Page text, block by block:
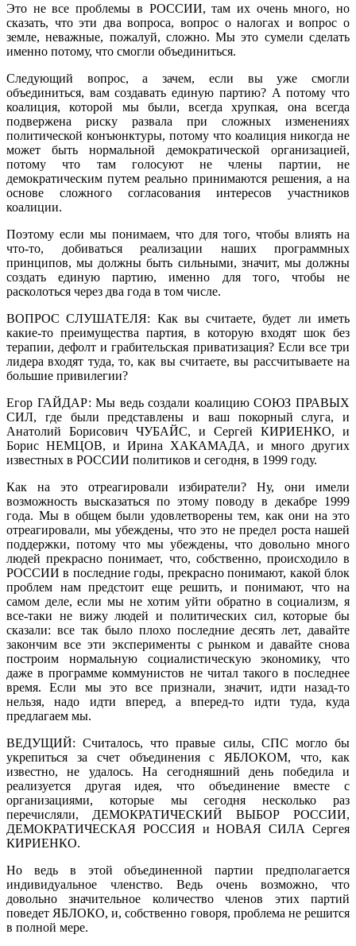
Это не все проблемы в РОССИИ, там их очень много, но
сказать, что эти два вопроса, вопрос о налогах и вопрос о
земле, неважные, пожалуй, сложно. Мы это сумели сделать
именно потому, что смогли объединиться.
Следующий вопрос, а зачем, если вы уже смогли
объединиться, вам создавать единую партию? А потому что
коалиция, которой мы были, всегда хрупкая, она всегда
подвержена риску развала при сложных изменениях
политической конъюнктуры, потому что коалиция никогда не
может быть нормальной демократической организацией,
потому что там голосуют не члены партии, не
демократическим путем реально принимаются решения, а на
основе сложного согласования интересов участников
коалиции.
Поэтому если мы понимаем, что для того, чтобы влиять на
что-то, добиваться реализации наших программных
принципов, мы должны быть сильными, значит, мы должны
создать единую партию, именно для того, чтобы не
расколоться через два года в том числе.
ВОПРОС СЛУШАТЕЛЯ: Как вы считаете, будет ли иметь
какие-то преимущества партия, в которую входят шок без
терапии, дефолт и грабительская приватизация? Если все три
лидера входят туда, то, как вы считаете, вы рассчитываете на
большие привилегии?
Егор ГАЙДАР: Мы ведь создали коалицию СОЮЗ ПРАВЫХ
СИЛ, где были представлены и ваш покорный слуга, и
Анатолий Борисович ЧУБАЙС, и Сергей КИРИЕНКО, и
Борис НЕМЦОВ, и Ирина ХАКАМАДА, и много других
известных в РОССИИ политиков и сегодня, в 1999 году.
Как на это отреагировали избиратели? Ну, они имели
возможность высказаться по этому поводу в декабре 1999
года. Мы в общем были удовлетворены тем, как они на это
отреагировали, мы убеждены, что это не предел роста нашей
поддержки, потому что мы убеждены, что довольно много
людей прекрасно понимает, что, собственно, происходило в
РОССИИ в последние годы, прекрасно понимают, какой блок
проблем нам предстоит еще решить, и понимают, что на
самом деле, если мы не хотим уйти обратно в социализм, я
все-таки не вижу людей и политических сил, которые бы
сказали: все так было плохо последние десять лет, давайте
закончим все эти эксперименты с рынком и давайте снова
построим нормальную социалистическую экономику, что
даже в программе коммунистов не читал такого в последнее
время. Если мы это все признали, значит, идти назад-то
нельзя, надо идти вперед, а вперед-то идти туда, куда
предлагаем мы.
ВЕДУЩИЙ: Считалось, что правые силы, СПС могло бы
укрепиться за счет объединения с ЯБЛОКОМ, что, как
известно, не удалось. На сегодняшний день победила и
реализуется другая идея, что объединение вместе с
организациями, которые мы сегодня несколько раз
перечисляли, ДЕМОКРАТИЧЕСКИЙ ВЫБОР РОССИИ,
ДЕМОКРАТИЧЕСКАЯ РОССИЯ и НОВАЯ СИЛА Сергея
КИРИЕНКО.
Но ведь в этой объединенной партии предполагается
индивидуальное членство. Ведь очень возможно, что
довольно значительное количество членов этих партий
поведет ЯБЛОКО, и, собственно говоря, проблема не решится
в полной мере.